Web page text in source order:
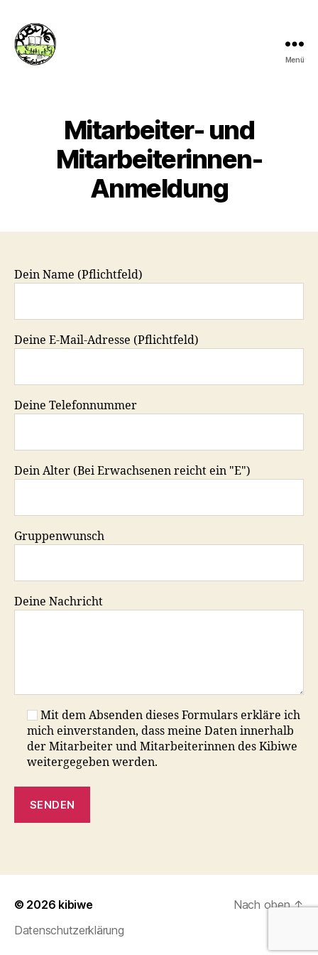
Menü
Mitarbeiter- und
Mitarbeiterinnen-
Anmeldung
Dein Name (Pflichtfeld)
Deine E-Mail-Adresse (Pflichtfeld)
Deine Telefonnummer
Dein Alter (Bei Erwachsenen reicht ein "E")
Gruppenwunsch
Deine Nachricht
Mit dem Absenden dieses Formulars erkläre ich
mich einverstanden, dass meine Daten innerhalb
der Mitarbeiter und Mitarbeiterinnen des Kibiwe
weitergegeben werden.
© 2026 kibiwe
Datenschutzerklärung
Nach oben↑